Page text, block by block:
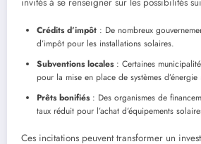
invités à se renseigner sur les possibilités
Crédits d’impôt : De nombreux
d’impôt pour les installations solaires.
Subventions locales: Certaines
pour la mise en place de systèmes d’énergie
Prêts bonifiés: Des organismes de
taux réduit pour l’achat d’équipements
Ces incitations peuvent transformer un